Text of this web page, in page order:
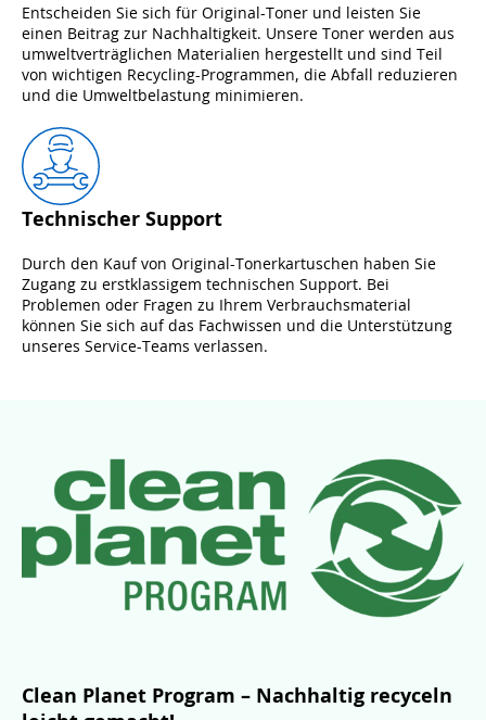
Entscheiden Sie sich für Original-Toner und leisten Sie
einen Beitrag zur Nachhaltigkeit. Unsere Toner werden aus
umweltverträglichen Materialien hergestellt und sind Teil
von wichtigen Recycling-Programmen, die Abfall reduzieren
und die Umweltbelastung minimieren.
Technischer Support
Durch den Kauf von Original-Tonerkartuschen haben Sie
Zugang zu erstklassigem technischen Support. Bei
Problemen oder Fragen zu Ihrem Verbrauchsmaterial
können Sie sich auf das Fachwissen und die Unterstützung
unseres Service-Teams verlassen.
Clean Planet Program – Nachhaltig recyceln